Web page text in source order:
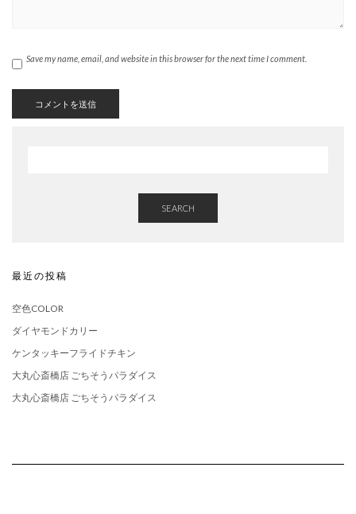
Save my name, email, and website in this browser for the next time I comment.
SEARCH
最近の投稿
空色COLOR
ダイヤモンドカリー
ケンタッキーフライドチキン
大丸心斎橋店 ごちそうパラダイス
大丸心斎橋店 ごちそうパラダイス